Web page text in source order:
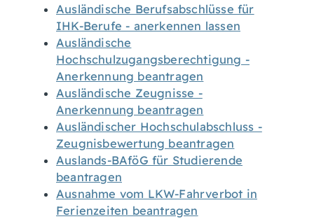
Ausländische Berufsabschlüsse für
IHK-Berufe - anerkennen lassen
Ausländische
Hochschulzugangsberechtigung -
Anerkennung beantragen
Ausländische Zeugnisse -
Anerkennung beantragen
Ausländischer Hochschulabschluss -
Zeugnisbewertung beantragen
Auslands-BAföG für Studierende
beantragen
Ausnahme vom LKW-Fahrverbot in
Ferienzeiten beantragen